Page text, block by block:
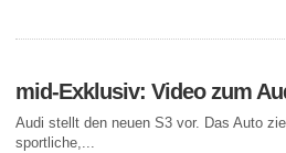
mid-Exklusiv: Video zum
Audi stellt den neuen S3 vor. Das Auto
sportliche,...